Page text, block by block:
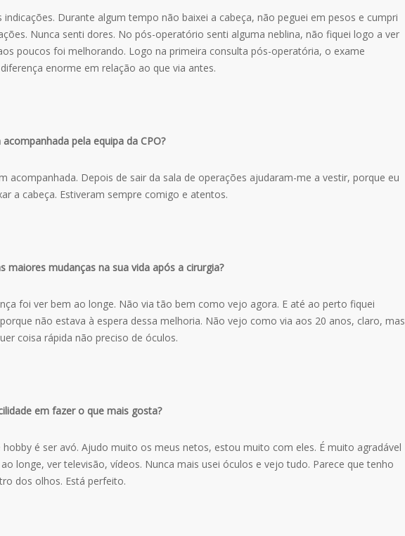
indicações. Durante algum tempo não baixei a cabeça, não peguei em pesos e cumpri
Nunca senti dores. No pós-operatório senti alguma neblina, não fiquei logo a ver
poucos foi melhorando. Logo na primeira consulta pós-operatória, o exame
enorme em relação ao que via antes.
pela equipa da CPO?
acompanhada. Depois de sair da sala de operações ajudaram-me a vestir, porque eu
a cabeça. Estiveram sempre comigo e atentos.
maiores mudanças na sua vida após a cirurgia?
foi ver bem ao longe. Não via tão bem como vejo agora. E até ao perto fiquei
não estava à espera dessa melhoria. Não vejo como via aos 20 anos, claro, mas
coisa rápida não preciso de óculos.
em fazer o que mais gosta?
hobby é ser avó. Ajudo muito os meus netos, estou muito com eles. É muito agradável
longe, ver televisão, vídeos. Nunca mais usei óculos e vejo tudo. Parece que tenho
dos olhos. Está perfeito.